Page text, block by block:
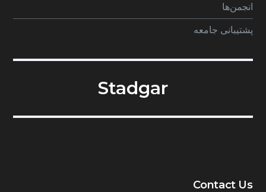
انجمن‌ها
پشتیبانی جامعه
Stadgar
Contact Us